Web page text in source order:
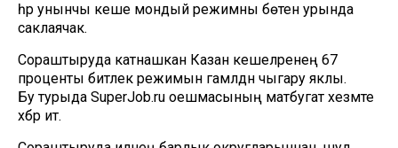
һәр унынчы кеше мондый режимны бөтен урында
саклаячак.
Сораштыруда катнашкан Казан кешеләренең 67
проценты битлек режимын гамәлдән чыгару яклы.
Бу турыда SuperJob.ru оешмасының матбугат хезмәте
хәбәр итә.